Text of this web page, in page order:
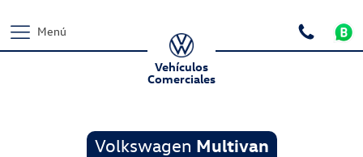
Menú
Vehículos
Comerciales
Volkswagen Multivan